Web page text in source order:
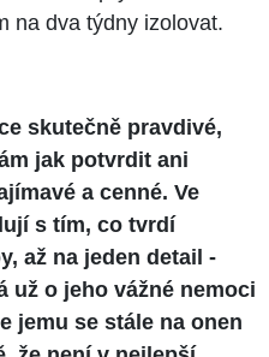
na dva týdny izolovat.
skutečně pravdivé,
jak potvrdit ani
a cenné. Ve
s tím, co tvrdí
až na jeden detail -
už o jeho vážné nemoci
jemu se stále na onen